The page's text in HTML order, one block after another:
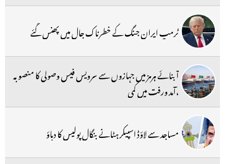
ٹرمپ ایران جنگ کے خطرناک جال میں پھنس گئے
آبنائے ہرمز میں جہازوں سے سرویس فیس وصولی کا منصوبہ
،آمد ورفت میں کمی
مساجد سے لاؤڈ اسپیکر ہٹانے بنگال پولیس کا دباؤ